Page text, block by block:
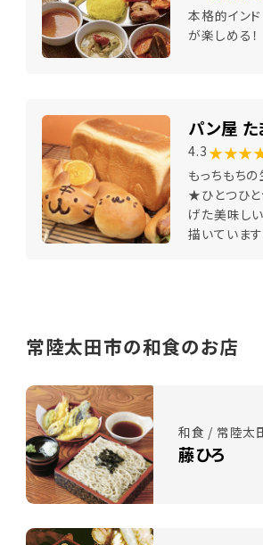
本格的イン
が楽しめる！
パン屋 た
4.3
もっちもち
★ひとつひ
げた美味し
描いています(
常陸太田市の和食のお店
和食 / 常陸太
藤ひろ